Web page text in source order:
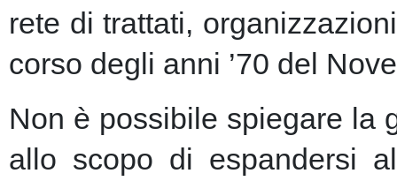
rete di trattati,
corso degli anni ’70 del
Non è possibile spiegare la
allo scopo di espandersi